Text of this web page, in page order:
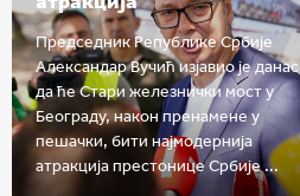
Председник Републике Србије
Александар Вучић изјавио је данас
да ће Стари железнички мост у
Београду, након пренамене у
пешачки, бити најмодернија
атракција престонице Србије ...